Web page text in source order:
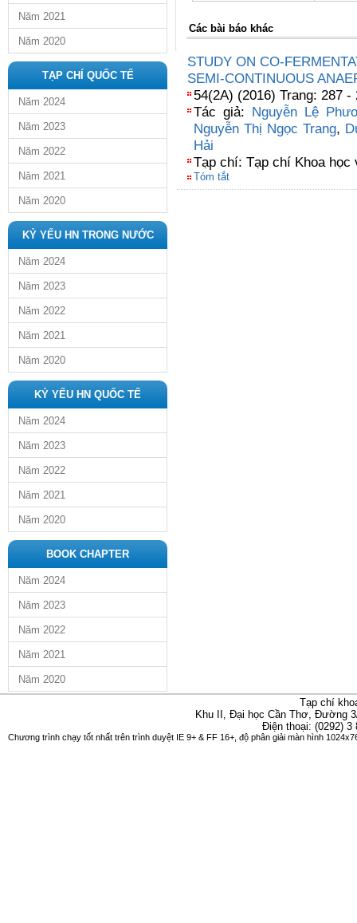
Năm 2021
Năm 2020
TẠP CHÍ QUỐC TẾ
Năm 2024
Năm 2023
Năm 2022
Năm 2021
Năm 2020
KỶ YẾU HN TRONG NƯỚC
Năm 2024
Năm 2023
Năm 2022
Năm 2021
Năm 2020
KỶ YẾU HN QUỐC TẾ
Năm 2024
Năm 2023
Năm 2022
Năm 2021
Năm 2020
BOOK CHAPTER
Năm 2024
Năm 2023
Năm 2022
Năm 2021
Năm 2020
Các bài báo khác
STUDY ON CO-
SEMI-CONTINUOUS
54(2A) (2016) Trang: 287 -
Tác giả: Nguyễn Lệ
Nguyễn Thị Ngọc Trang,
Hải
Tạp chí: Tạp chí Khoa học
Tóm tắt
Tạp chí
Khu II, Đại học Cần Thơ, Đường
Điện thoại: (0292)
Chương trình chạy tốt nhất trên trình duyệt IE 9+ & FF 16+, độ phân giải màn hình